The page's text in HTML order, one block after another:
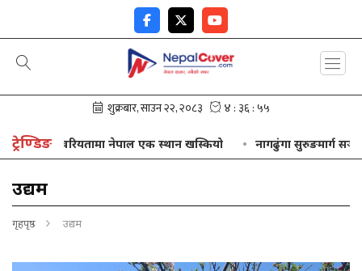
ट्रेण्डिङ
नेपाल एक स्थान खस्कियो नागढुंगा सुरुङमार्ग सञ्चालनमा आउनु
उद्यम
गृहपृष्ठ उद्यम